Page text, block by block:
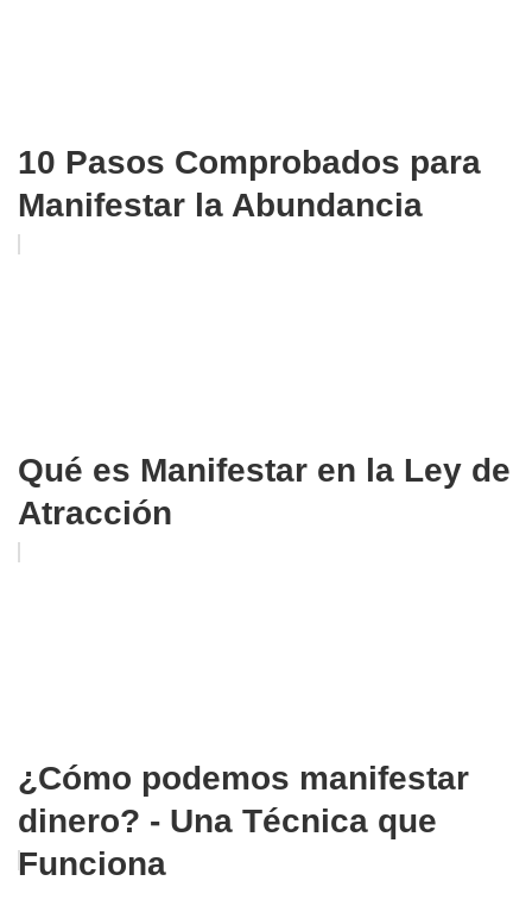
10 Pasos Comprobados para
Manifestar la Abundancia
Qué es Manifestar en la Ley de
Atracción
¿Cómo podemos manifestar
dinero? - Una Técnica que
Funciona